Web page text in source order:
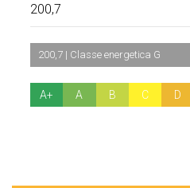
200,7
A+ A B C D
200,7 | Classe energetica G